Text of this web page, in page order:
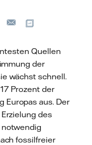
Xing
E-
Quellen
der
wächst schnell.
Prozent der
Europas aus. Der
des
fossilfreier